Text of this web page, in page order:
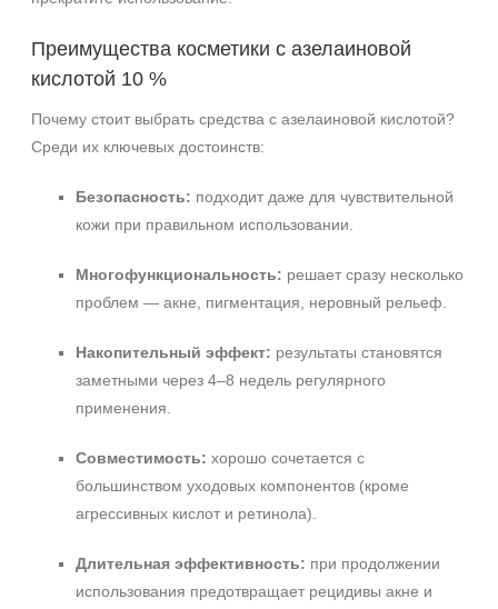
Преимущества косметики с азелаиновой
кислотой 10 %
Почему стоит выбрать средства с азелаиновой кислотой?
Среди их ключевых достоинств:
Безопасность: подходит даже для чувствительной
кожи при правильном использовании.
Многофункциональность: решает сразу несколько
проблем — акне, пигментация, неровный рельеф.
Накопительный эффект: результаты становятся
заметными через 4–8 недель регулярного
применения.
Совместимость: хорошо сочетается с
большинством уходовых компонентов (кроме
агрессивных кислот и ретинола).
Длительная эффективность: при продолжении
использования предотвращает рецидивы акне и